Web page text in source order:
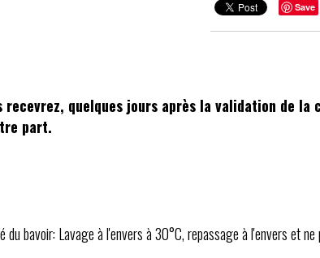
Save
quelques jours après la validation de la
part.
bavoir: Lavage à l'envers à 30°C, repassage à l'envers et